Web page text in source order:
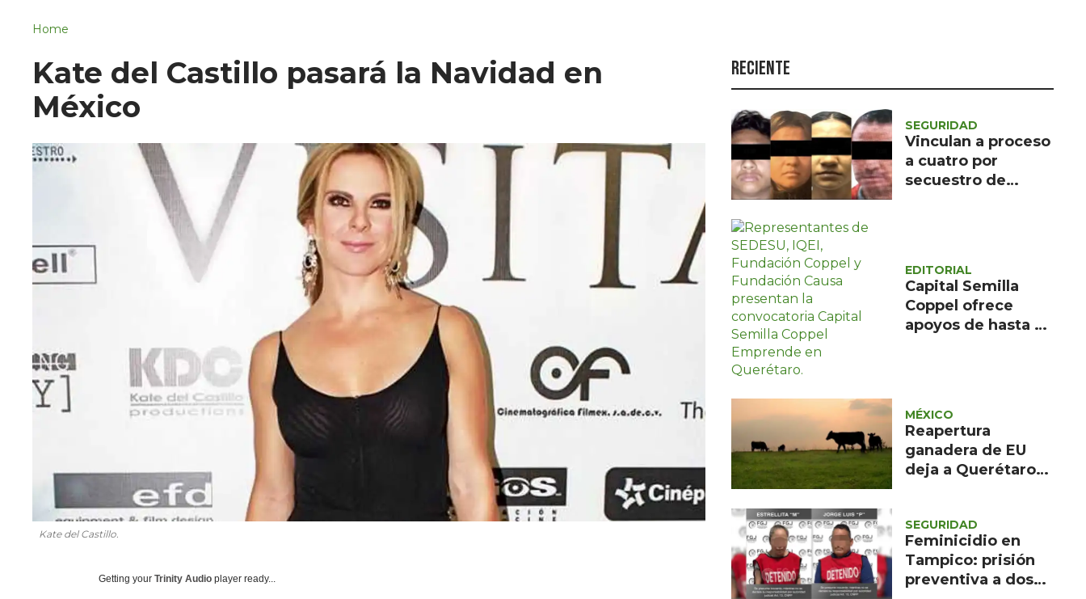
Política
Turismo
Asuntos Sociales
Estilo de vida
Home
Kate del Castillo pasará la Navidad en
México
Kate del Castillo.
Getting your Trinity Audio player ready...
Reciente
SEGURIDAD
Vinculan a proceso
a cuatro por
secuestro de
EDITORIAL
Capital Semilla
Coppel ofrece
apoyos de hasta 8
MÉXICO
Reapertura
ganadera de EU
deja a Querétaro
SEGURIDAD
Feminicidio en
Tampico: prisión
preventiva a dos